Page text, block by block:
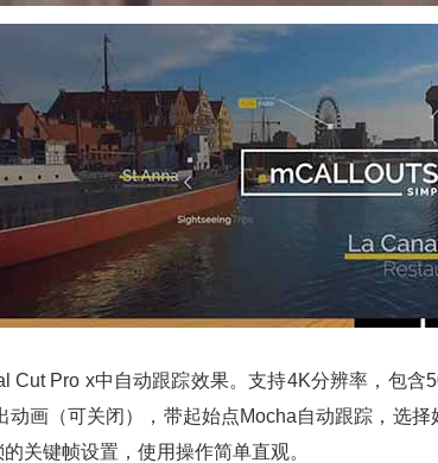
Cut Pro x中自动跟踪效果。支持4K分辨率，包
动画（可关闭），带起始点Mocha自动跟踪，选
关键帧设置，使用操作简单直观。